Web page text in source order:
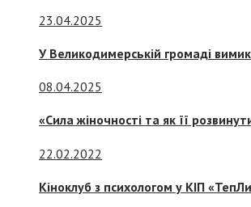
23.04.2025
У Великодимерській громаді
08.04.2025
«Сила жіночності та як її
22.02.2022
Кіноклуб з психологом у КІП